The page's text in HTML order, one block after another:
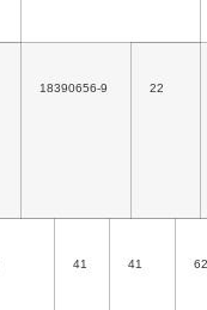
18390656-9 22
41 41 62